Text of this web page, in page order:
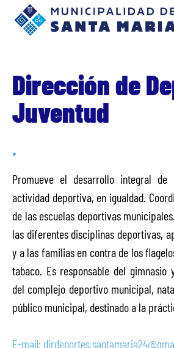
Dirección de
Juventud
.
Promueve el desarrollo integral
actividad deportiva, en igualdad.
de las escuelas deportivas
las diferentes disciplinas deportivas,
y a las familias en contra de los
tabaco. Es responsable del gimnasio
del complejo deportivo municipal,
público municipal, destinado a la
E-mail: